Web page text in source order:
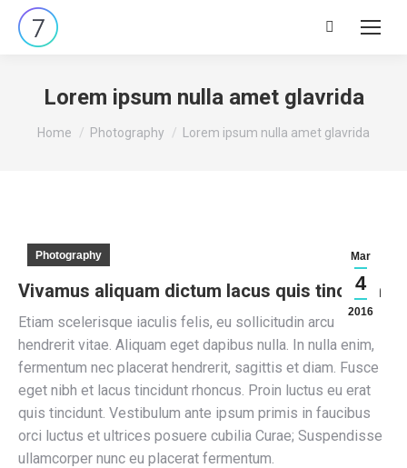
Search:
Lorem ipsum nulla amet glavrida
You are here:
Home Photography Lorem ipsum nulla amet glavrida
Mar
4
2016
Photography
Vivamus aliquam dictum lacus quis tincidun
Etiam scelerisque iaculis felis, eu sollicitudin arcu
hendrerit vitae. Aliquam eget dapibus nulla. In nulla enim,
fermentum nec placerat hendrerit, sagittis et diam. Fusce
eget nibh et lacus tincidunt rhoncus. Proin luctus eu erat
quis tincidunt. Vestibulum ante ipsum primis in faucibus
orci luctus et ultrices posuere cubilia Curae; Suspendisse
ullamcorper nunc eu placerat fermentum.